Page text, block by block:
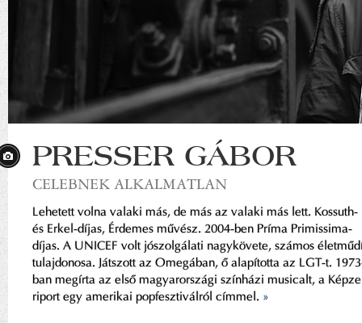
PRESSER GÁBOR
CELEBNEK ALKALMATLAN
Lehetett volna valaki más, de más az valaki más lett. Kossuth-
és Erkel-díjas, Érdemes művész. 2004-ben Príma Primissima-
díjas. A UNICEF volt jószolgálati nagykövete, számos
tulajdonosa. Játszott az Omegában, ő alapította az LGT-t.
ban megírta az első magyarországi színházi musicalt, a
riport egy amerikai popfesztiválról címmel. »